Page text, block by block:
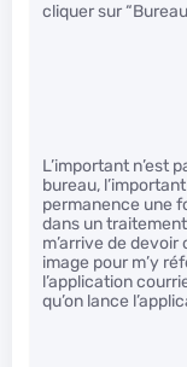
cliquer sur
L’important n’est
bureau,
permanence une
dans un
m’arrive de
image pour m’y
l’application
qu’on lance